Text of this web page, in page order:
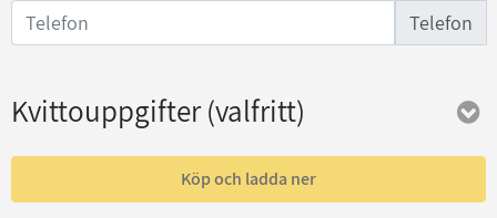
Telefon
Kvittouppgifter(valfritt)
Köp och ladda ner